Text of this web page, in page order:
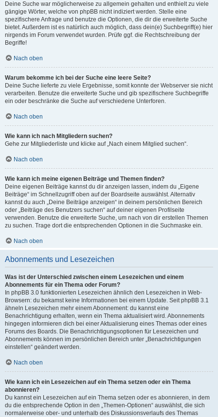
Deine Suche war möglicherweise zu allgemein gehalten und enthielt zu viele
gängige Wörter, welche von phpBB nicht indiziert werden. Stelle eine
spezifischere Anfrage und benutze die Optionen, die dir die erweiterte Suche
bietet. Außerdem ist es natürlich auch möglich, dass dein(e) Suchbegriff(e) hier
nirgends im Forum verwendet wurden. Prüfe ggf. die Rechtschreibung der
Begriffe!
Nach oben
Warum bekomme ich bei der Suche eine leere Seite?
Deine Suche lieferte zu viele Ergebnisse, somit konnte der Webserver sie nicht
verarbeiten. Benutze die erweiterte Suche und gib spezifischere Suchbegriffe
ein oder beschränke die Suche auf verschiedene Unterforen.
Nach oben
Wie kann ich nach Mitgliedern suchen?
Gehe zur Mitgliederliste und klicke auf „Nach einem Mitglied suchen“.
Nach oben
Wie kann ich meine eigenen Beiträge und Themen finden?
Deine eigenen Beiträge kannst du dir anzeigen lassen, indem du „Eigene
Beiträge“ im Schnellzugriff oben auf der Boardseite auswählst. Alternativ
kannst du auch „Deine Beiträge anzeigen“ in deinem persönlichen Bereich
oder „Beiträge des Benutzers suchen“ auf deiner eigenen Profilseite
verwenden. Benutze die erweiterte Suche, um nach von dir erstellen Themen
zu suchen. Trage dort die entsprechenden Optionen in die Suchmaske ein.
Nach oben
Abonnements und Lesezeichen
Was ist der Unterschied zwischen einem Lesezeichen und einem
Abonnements für ein Thema oder Forum?
In phpBB 3.0 funktionierten Lesezeichen ähnlich den Lesezeichen in Web-
Browsern: du bekamst keine Informationen bei einem Update. Seit phpBB 3.1
ähneln Lesezeichen mehr einem Abonnement: du kannst eine
Benachrichtigung erhalten, wenn ein Thema aktualisiert wird. Abonnements
hingegen informieren dich bei einer Aktualisierung eines Themas oder eines
Forums des Boards. Die Benachrichtigungsoptionen für Lesezeichen und
Abonnements können im persönlichen Bereich unter „Benachrichtigungen
einstellen“ geändert werden.
Nach oben
Wie kann ich ein Lesezeichen auf ein Thema setzen oder ein Thema
abonnieren?
Du kannst ein Lesezeichen auf ein Thema setzen oder es abonnieren, in dem
du die entsprechende Option in den „Themen-Optionen“ auswählst, die sich
normalerweise ober- und unterhalb des Diskussionsverlaufs des Themas